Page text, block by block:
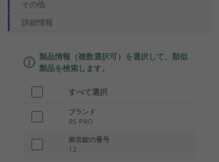
その他
詳細情報
製品情報（複数選択可）を選択して、類似
製品を検索します。
すべて選択
ブランド
RS PRO
南京錠の番号
12